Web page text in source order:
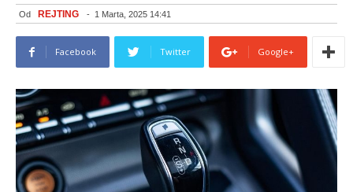
Od REJTING - 1 Marta, 2025 14:41
Facebook Twitter Google+